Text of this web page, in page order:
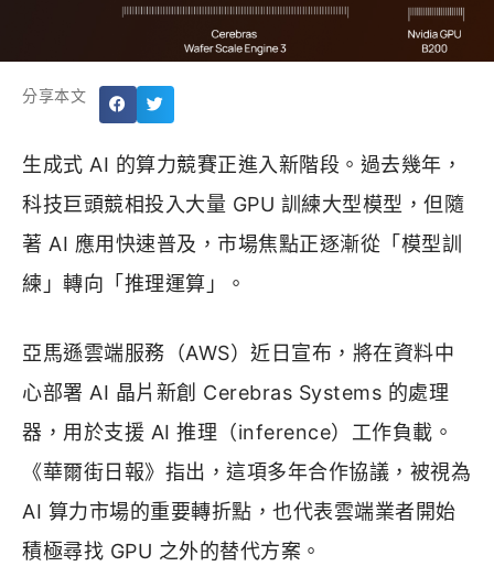
分享本文
生成式 AI 的算力競賽正進入新階段。過去幾年，
科技巨頭競相投入大量 GPU 訓練大型模型，但隨
著 AI 應用快速普及，市場焦點正逐漸從「模型訓
練」轉向「推理運算」。
亞馬遜雲端服務（AWS）近日宣布，將在資料中
心部署 AI 晶片新創 Cerebras Systems 的處理
器，用於支援 AI 推理（inference）工作負載。
《華爾街日報》指出，這項多年合作協議，被視為
AI 算力市場的重要轉折點，也代表雲端業者開始
積極尋找 GPU 之外的替代方案。